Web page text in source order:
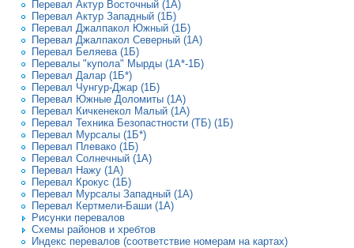
Перевал Актур Восточный (1А)
Перевал Актур Западный (1Б)
Перевал Джалпакол Южный (1Б)
Перевал Джалпакол Северный (1А)
Перевал Беляева (1Б)
Перевалы "купола" Мырды (1А*-1Б)
Перевал Далар (1Б*)
Перевал Чунгур-Джар (1Б)
Перевал Южные Доломиты (1А)
Перевал Кичкенекол Малый (1А)
Перевал Техника Безопастности (ТБ) (1Б)
Перевал Мурсалы (1Б*)
Перевал Плевако (1Б)
Перевал Солнечный (1А)
Перевал Нажу (1А)
Перевал Крокус (1Б)
Перевал Мурсалы Западный (1А)
Перевал Кертмели-Баши (1А)
Рисунки перевалов
Схемы районов и хребтов
Индекс перевалов (соответствие номерам на картах)